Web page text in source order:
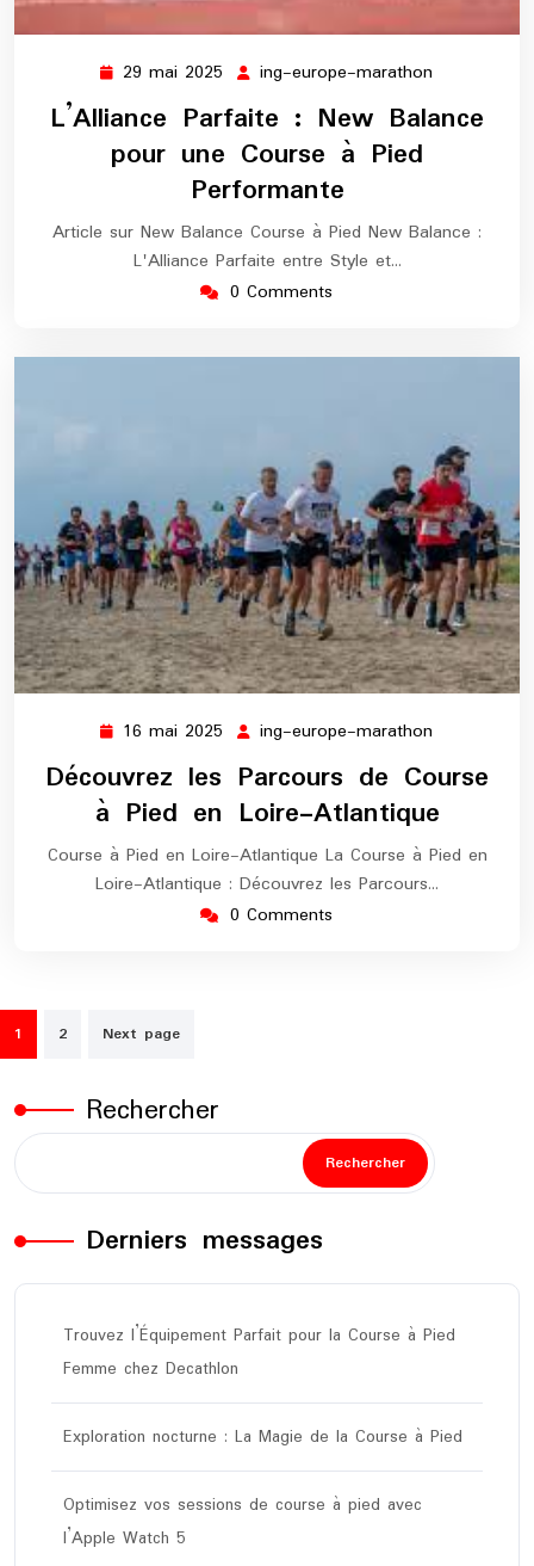
29 mai 2025 29
mai
2025
ing-europe-marathon
marathon
L’Alliance Parfaite : New Balance
pour une Course à Pied
Performante
Article sur New Balance Course à Pied New Balance :
L'Alliance Parfaite entre Style et…
0 Comments
16 mai 2025 16
mai
2025
ing-europe-marathon
marathon
Découvrez les Parcours de Course
à Pied en Loire-Atlantique
Course à Pied en Loire-Atlantique La Course à Pied en
Loire-Atlantique : Découvrez les Parcours…
0 Comments
Pagination
des
publications
1 2 Next page
Rechercher
Rechercher
Derniers messages
Trouvez l’Équipement Parfait pour la Course à Pied
Femme chez Decathlon
Exploration nocturne : La Magie de la Course à Pied
Optimisez vos sessions de course à pied avec
l’Apple Watch 5